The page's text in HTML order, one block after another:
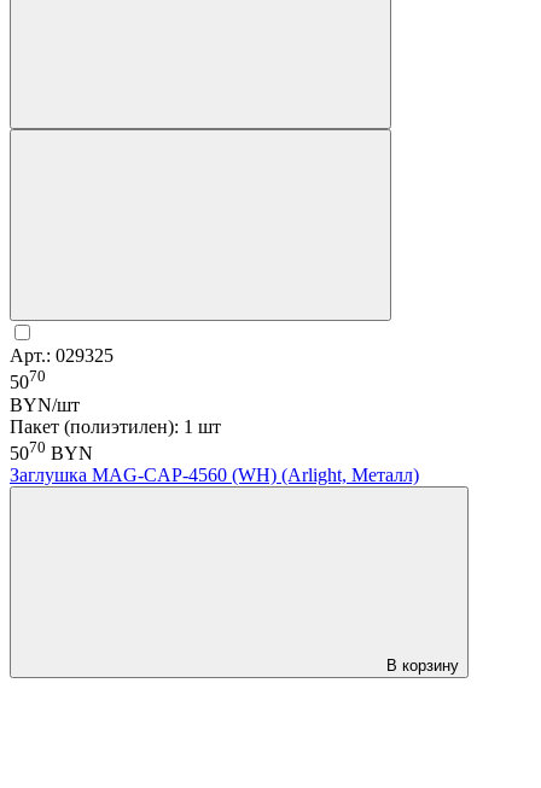
Арт.: 029325
5070
BYN/шт
Пакет (полиэтилен): 1 шт
5070 BYN
Заглушка MAG-CAP-4560 (WH) (Arlight, Металл)
В корзину